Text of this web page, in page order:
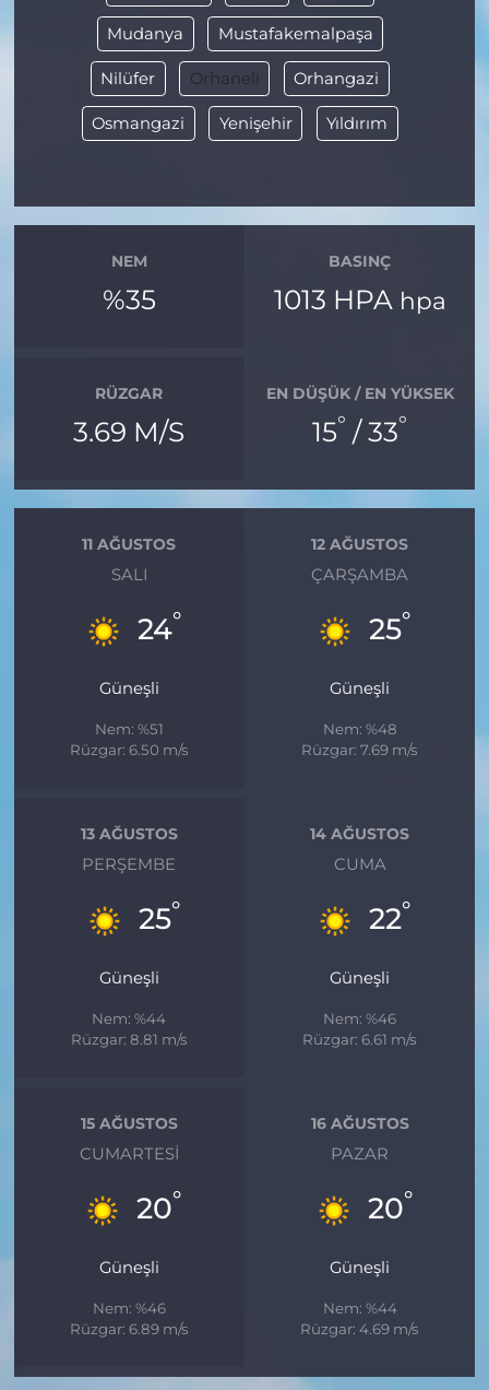
Mudanya Mustafakemalpaşa
Nilüfer Orhaneli Orhangazi
Osmangazi Yenişehir Yıldırım
NEM
%35
BASINÇ
1013 HPA hpa
RÜZGAR
3.69 M/S
EN DÜŞÜK / EN YÜKSEK
15° / 33°
11 AĞUSTOS
SALI
24°
Güneşli
Nem: %51
Rüzgar: 6.50 m/s
12 AĞUSTOS
ÇARŞAMBA
25°
Güneşli
Nem: %48
Rüzgar: 7.69 m/s
13 AĞUSTOS
PERŞEMBE
25°
Güneşli
Nem: %44
Rüzgar: 8.81 m/s
14 AĞUSTOS
CUMA
22°
Güneşli
Nem: %46
Rüzgar: 6.61 m/s
15 AĞUSTOS
CUMARTESI
20°
Güneşli
Nem: %46
Rüzgar: 6.89 m/s
16 AĞUSTOS
PAZAR
20°
Güneşli
Nem: %44
Rüzgar: 4.69 m/s